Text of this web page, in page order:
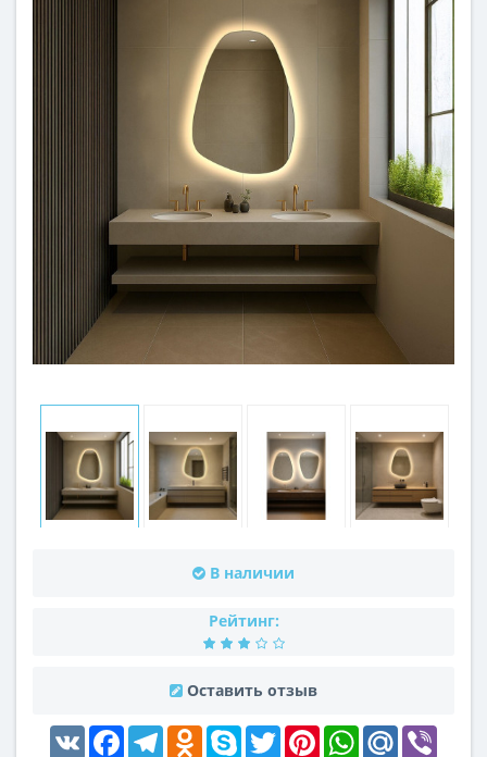
В наличии
Рейтинг:
Оставить отзыв
VK FacebookTelegramOdnoklassniki
Skype Twitter PinterestWhatsAppMail.Ru